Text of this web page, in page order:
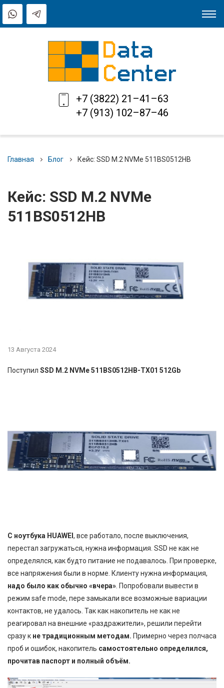
+7 (3822) 21–41–63
+7 (913) 102–87–46
Главная Блог Кейс: SSD M.2 NVMe 511BS0512HB
Кейс: SSD M.2 NVMe
511BS0512HB
13 Августа 2024
Поступил SSD M.2 NVMe 511BS0512HB-TX01 512Gb
С ноутбука HUAWEI , все работало, после выключения,
перестал загружаться, нужна информация. SSD не как не
определялся, как будто питание не подавалось. При проверке,
все напряжения были в норме. Клиенту нужна информация,
надо было как обычно «вчера» . Попробовали вывести в
режим safe mode, пере замыкали все возможные вариации
контактов, не удалось. Так как накопитель не как не
реагировал на внешние «раздражители», решили перейти
сразу к не традиционным методам. Примерно через полчаса
проб и ошибок, накопитель самостоятельно определился,
прочитав паспорт и полный объём.